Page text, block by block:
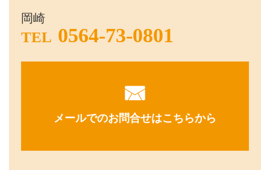
岡崎
TEL 0564-73-0801
メールでのお問合せはこちらから